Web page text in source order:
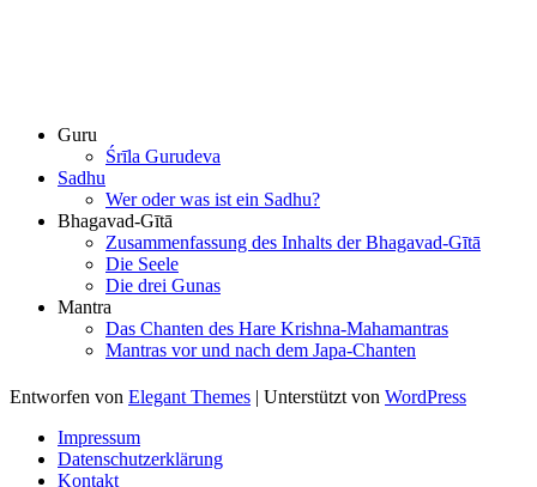
Guru
Śrīla Gurudeva
Sadhu
Wer oder was ist ein Sadhu?
Bhagavad-Gītā
Zusammenfassung des Inhalts der Bhagavad-Gītā
Die Seele
Die drei Gunas
Mantra
Das Chanten des Hare Krishna-Mahamantras
Mantras vor und nach dem Japa-Chanten
Entworfen von Elegant Themes | Unterstützt von WordPress
Impressum
Datenschutzerklärung
Kontakt